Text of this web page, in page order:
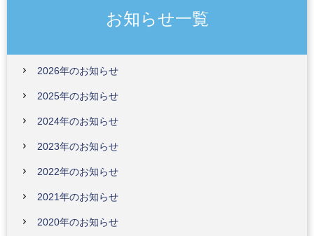
お知らせ一覧
2026年のお知らせ
2025年のお知らせ
2024年のお知らせ
2023年のお知らせ
2022年のお知らせ
2021年のお知らせ
2020年のお知らせ